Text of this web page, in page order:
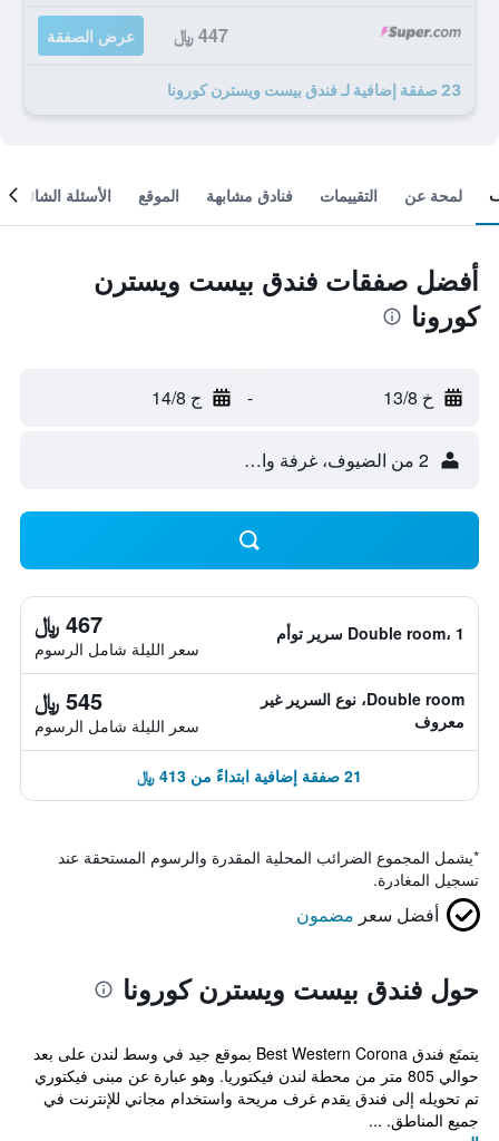
447 ﷼ عرض الصفقة
23 صفقة إضافية لـ فندق بيست ويسترن كورونا
لمحة عن التقييمات فنادق مشابهة الموقع الأسئلة الشائعة
أفضل صفقات فندق بيست ويسترن
كورونا
خ 13/8 - ج 14/8
2 من الضيوف، غرفة واحدة
Double room، 1 سرير توأم 467 ﷼
سعر الليلة شامل الرسوم
Double room، نوع السرير غير
معروف
545 ﷼
سعر الليلة شامل الرسوم
21 صفقة إضافية ابتداءً من 413 ﷼
*يشمل المجموع الضرائب المحلية المقدرة والرسوم المستحقة عند
تسجيل المغادرة.
أفضل سعر مضمون
حول فندق بيست ويسترن كورونا
يتمتَع فندق Best Western Corona بموقع جيد في وسط لندن على بعد
حوالي 805 متر من محطة لندن فيكتوريا. وهو عبارة عن مبنى فيكتوري
تم تحويله إلى فندق يقدم غرف مريحة واستخدام مجاني للإنترنت في
جميع المناطق. ...